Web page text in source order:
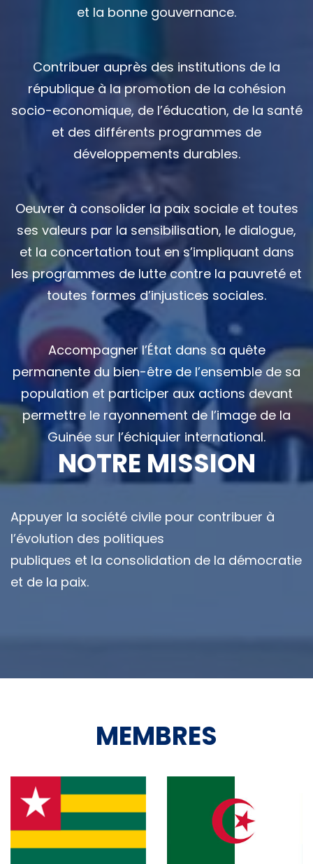
et la bonne gouvernance.
Contribuer auprès des institutions de la
république à la promotion de la cohésion
socio-economique, de l’éducation, de la santé
et des différents programmes de
développements durables.
Oeuvrer à consolider la paix sociale et toutes
ses valeurs par la sensibilisation, le dialogue,
et la concertation tout en s’impliquant dans
les programmes de lutte contre la pauvreté et
toutes formes d’injustices sociales.
Accompagner l’État dans sa quête
permanente du bien-être de l’ensemble de sa
population et participer aux actions devant
permettre le rayonnement de l’image de la
Guinée sur l’échiquier international.
NOTRE MISSION
Appuyer la société civile pour contribuer à
l’évolution des politiques
publiques et la consolidation de la démocratie
et de la paix.
MEMBRES